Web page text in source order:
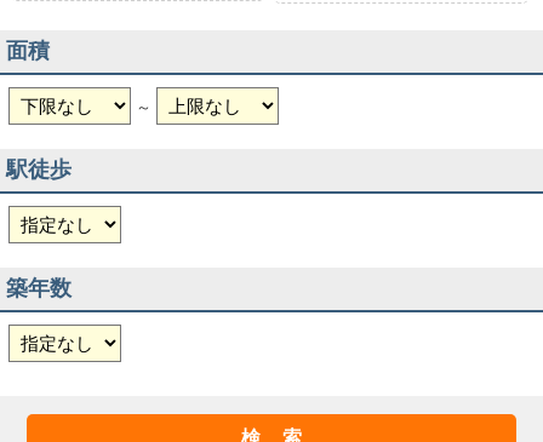
面積
～
駅徒歩
築年数